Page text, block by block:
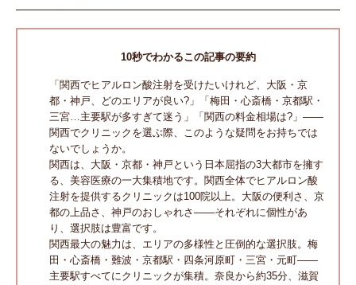
10秒でわかるこの記事の要約
「関西でヒアルロン酸注射を受けたいけれど、大阪・京
都・神戸、どのエリアが良い?」「梅田・心斎橋・京都駅・
三宮…主要駅が多すぎて迷う」「関西の料金相場は?」——
関西でクリニックを選ぶ際、このような疑問をお持ちでは
ないでしょうか。
関西は、大阪・京都・神戸という日本屈指の3大都市を擁す
る、美容医療の一大集積地です。関西全体でヒアルロン酸
注射を提供するクリニックは100院以上。大阪の便利さ、京
都の上品さ、神戸のおしゃれさ——それぞれに個性があ
り、選択肢は豊富です。
関西最大の魅力は、エリアの多様性と圧倒的な選択肢。梅
田・心斎橋・難波・京都駅・四条河原町・三宮・元町——
主要駅すべてにクリニックが集積。奈良から約35分、滋賀